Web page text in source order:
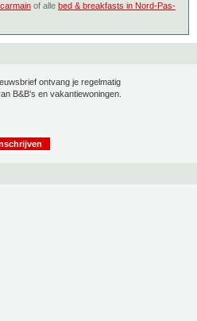
of alle bed & breakfasts in Nord-Pas-
ontvang je regelmatig
B&B's en vakantiewoningen.